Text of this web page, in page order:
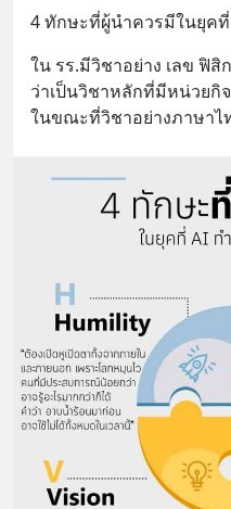
4 ทักษะที่ผู้นำควรมีในยุค
ใน รร.มีวิชาอย่าง เลข ฟิ
ว่าเป็นวิชาหลักที่มีหน่วยกิ
ในขณะที่วิชาอย่างภาษาไ